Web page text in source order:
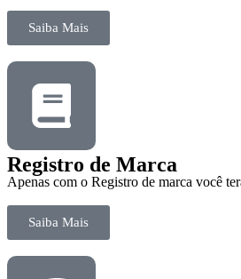
Saiba Mais
Registro de Marca
Apenas com o Registro de marca você
Saiba Mais